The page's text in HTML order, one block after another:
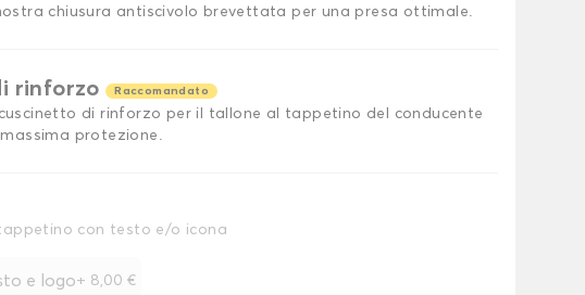
chiusura antiscivolo brevettata per una presa ottimale.
rinforzo Raccomandato
di rinforzo per il tallone al tappetino del conducente
protezione.
con testo e/o icona
e logo+ 8,00 €